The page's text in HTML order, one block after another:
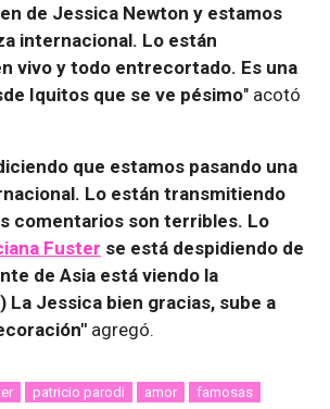
de Jessica Newton y estamos
internacional. Lo están
vivo y todo entrecortado. Es una
Iquitos que se ve pésimo" acotó
que estamos pasando una
Lo están transmitiendo
comentarios son terribles. Lo
Fuster se está despidiendo de
de Asia está viendo la
La Jessica bien gracias, sube a
agregó.
patricio parodi amor famosas